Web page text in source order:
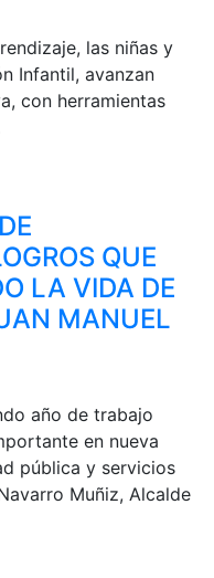
las niñas y
Infantil, avanzan
con herramientas
QUE
LA VIDA DE
MANUEL
año de trabajo
en nueva
pública y servicios
Muñiz, Alcalde